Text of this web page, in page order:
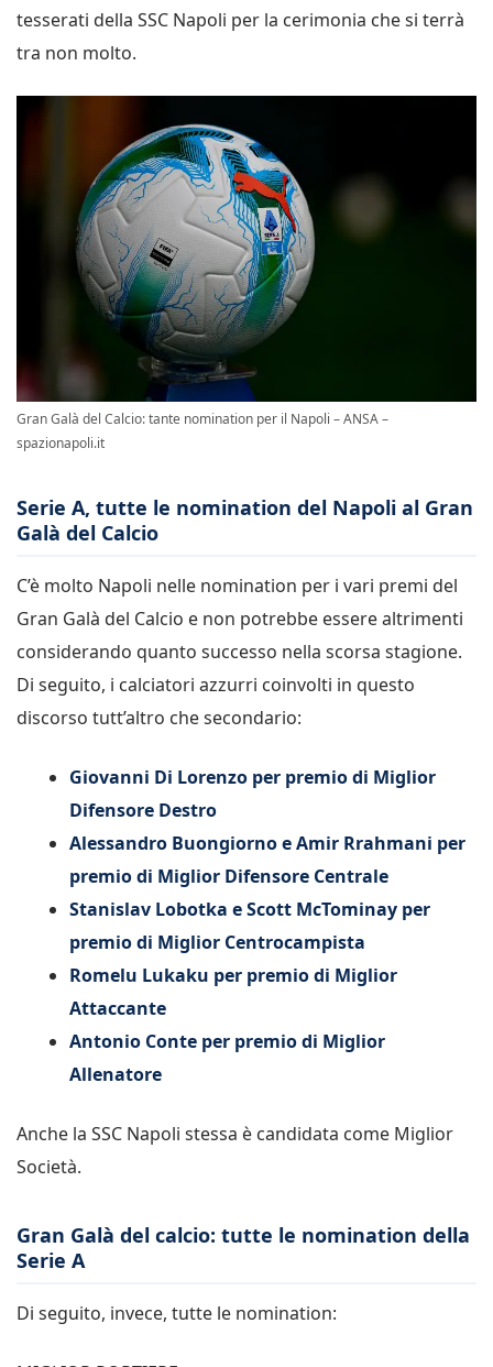
tesserati della SSC Napoli per la cerimonia che si terrà
tra non molto.
Gran Galà del Calcio: tante nomination per il Napoli – ANSA –
spazionapoli.it
Serie A, tutte le nomination del Napoli al Gran
Galà del Calcio
C’è molto Napoli nelle nomination per i vari premi del
Gran Galà del Calcio e non potrebbe essere altrimenti
considerando quanto successo nella scorsa stagione.
Di seguito, i calciatori azzurri coinvolti in questo
discorso tutt’altro che secondario:
Giovanni Di Lorenzo per premio di Miglior
Difensore Destro
Alessandro Buongiorno e Amir Rrahmani per
premio di Miglior Difensore Centrale
Stanislav Lobotka e Scott McTominay per
premio di Miglior Centrocampista
Romelu Lukaku per premio di Miglior
Attaccante
Antonio Conte per premio di Miglior
Allenatore
Anche la SSC Napoli stessa è candidata come Miglior
Società.
Gran Galà del calcio: tutte le nomination della
Serie A
Di seguito, invece, tutte le nomination: